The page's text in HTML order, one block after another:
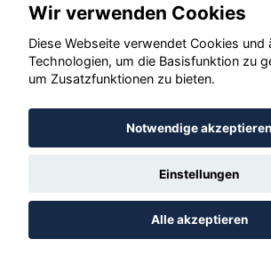
© konjunkturmotor.de GmbH
Wir verwenden Cookies
Diese Webseite verwendet Cookies und
Technologien, um die Basisfunktion zu
um Zusatzfunktionen zu bieten.
Notwendige akzeptieren
Einstellungen
Alle akzeptieren